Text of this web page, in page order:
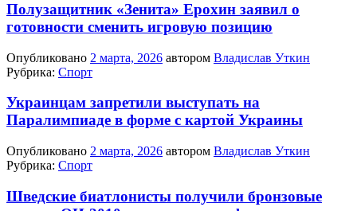
Полузащитник «Зенита» Ерохин заявил о
готовности сменить игровую позицию
Опубликовано 2 марта, 2026 автором Владислав Уткин
Рубрика: Спорт
Украинцам запретили выступать на
Паралимпиаде в форме с картой Украины
Опубликовано 2 марта, 2026 автором Владислав Уткин
Рубрика: Спорт
Шведские биатлонисты получили бронзовые